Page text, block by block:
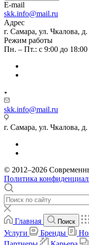
E-mail
skk.info@mail.ru
Адрес
г. Самара, ул. Чкалова, д.
Режим работы
Пн. – Пт.: с 9:00 до 18:00
skk.info@mail.ru
г. Самара, ул. Чкалова, д.
© 2012–2026
Политика
Главная Поиск
Услуги
Бренды